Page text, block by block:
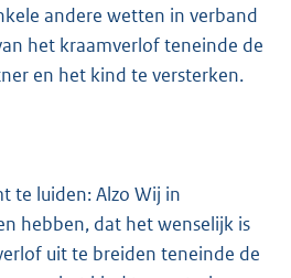
andere wetten in verband
het kraamverlof teneinde de
en het kind te versterken.
te luiden: Alzo Wij in
hebben, dat het wenselijk is
uit te breiden teneinde de